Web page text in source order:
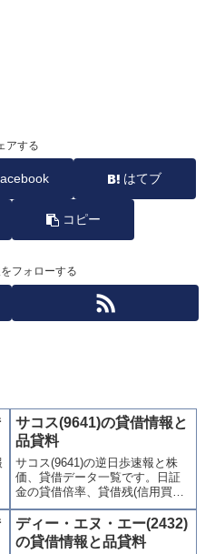
アする
はてブ
コピー
フォローする
サコス(9641)の貸借情報と
品貸料
サコス(9641)の逆日歩速報と株
価、貸借データ一覧です。日証
金の貸借倍率、貸借残(信用買
残、信用売残)、品貸料(逆日
歩)、東証の週末残高、規制(注意
喚起・申込停止)など、空売り関
連情報を集計し、図解でわかり
ディー・エヌ・エー(2432)
の貸借情報と品貸料